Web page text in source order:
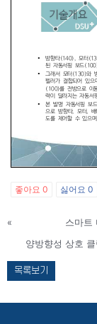
좋아요 0 싫어요 0
«
스마트
양방향성 상호
목록보기